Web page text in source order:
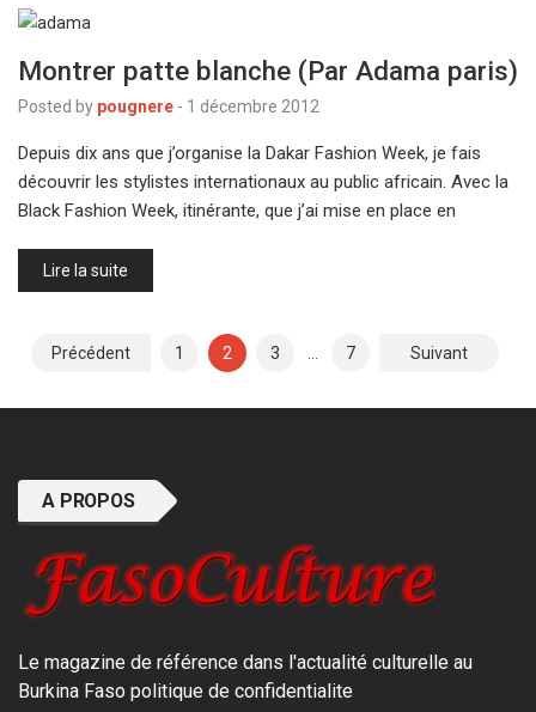
Montrer patte blanche (Par Adama paris)
Posted by pougnere - 1 décembre 2012
Depuis dix ans que j’organise la Dakar Fashion Week, je fais
découvrir les stylistes internationaux au public africain. Avec la
Black Fashion Week, itinérante, que j’ai mise en place en
Lire la suite
Pagination
Précédent 1 2 3 7 Suivant
A PROPOS
Le magazine de référence dans l'actualité culturelle au
Burkina Faso politique de confidentialite